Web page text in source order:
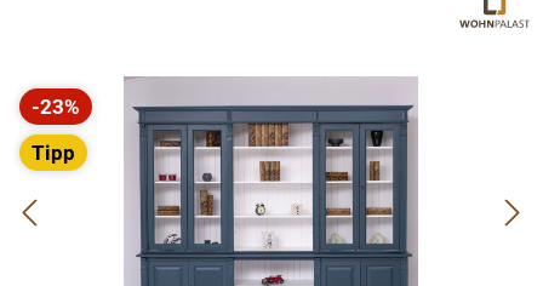
Bildergalerie überspringen
-23%
Rabatt
Tipp